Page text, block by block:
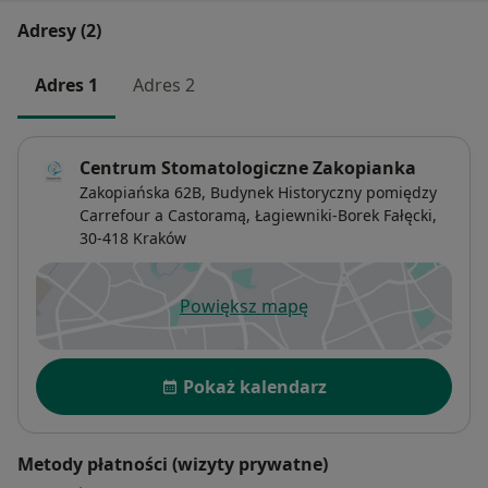
masz potrzebę przeprowadzenia leczenia
endodontą, który wykorzystuje mikroskop
Adresy (2)
Adres 1 Adres 2
Centrum Stomatologiczne Zakopianka
Zakopiańska 62B, Budynek Historyczny pomiędzy
Carrefour a Castoramą, Łagiewniki-Borek Fałęcki,
30-418 Kraków
Powiększ mapęotwiera się w nowej karcie
Dostępność
Pokaż kalendarz
Metody płatności (wizyty prywatne)